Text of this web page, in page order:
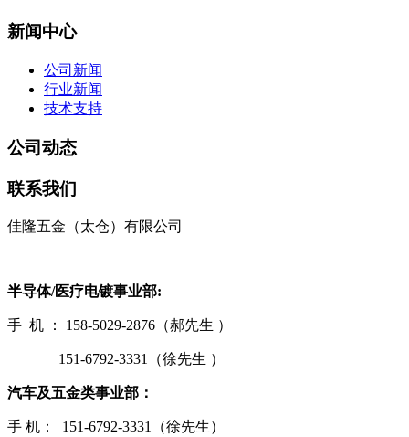
新闻中心
公司新闻
行业新闻
技术支持
公司动态
联系我们
佳隆五金（太仓）有限公司
半导体/医疗电镀事业部:
手 机 ： 158-5029-2876（郝先生 ）
151-6792-3331（徐先生 ）
汽车及五金类事业部：
手 机： 151-6792-3331（徐先生）